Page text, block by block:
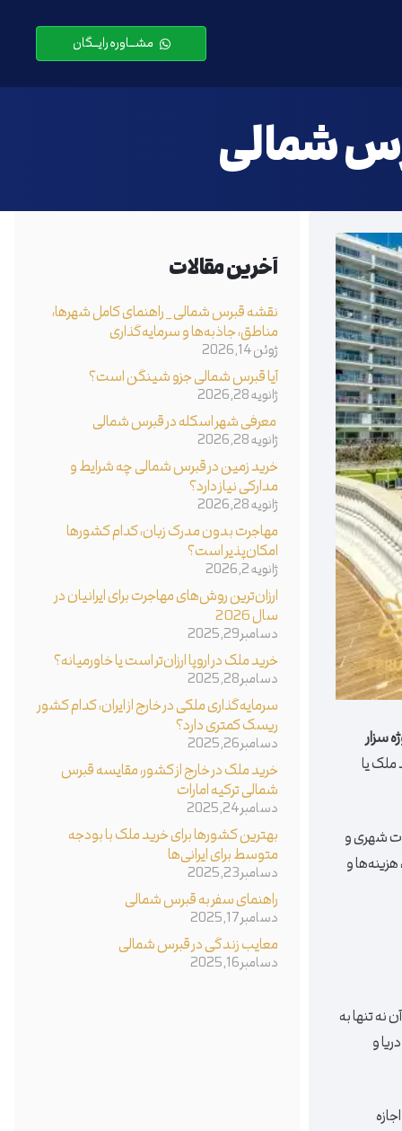
مشـــاوره رایـــگان
شمالی
سزار
ملک یا
شهری و
و
تنها به
و
اجازه
آخرین مقالات
نقشه قبرس شمالی _ راهنمای کامل شهرها،
مناطق، جاذبه‌ها و سرمایه‌گذاری
ژوئن 14, 2026
آیا قبرس شمالی جزو شینگن است؟
ژانویه 28, 2026
معرفی شهر اسکله در قبرس شمالی
ژانویه 28, 2026
خرید زمین در قبرس شمالی چه شرایط و
مدارکی نیاز دارد؟
ژانویه 28, 2026
مهاجرت بدون مدرک زبان، کدام کشورها
امکان‌پذیر است؟
ژانویه 2, 2026
ارزان‌ترین روش‌های مهاجرت برای ایرانیان در
سال 2026
دسامبر 29, 2025
خرید ملک در اروپا ارزان‌تر است یا خاورمیانه؟
دسامبر 28, 2025
سرمایه‌گذاری ملکی در خارج از ایران، کدام کشور
ریسک کمتری دارد؟
دسامبر 26, 2025
خرید ملک در خارج از کشور، مقایسه قبرس
شمالی ترکیه امارات
دسامبر 24, 2025
بهترین کشورها برای خرید ملک با بودجه
متوسط برای ایرانی‌ها
دسامبر 23, 2025
راهنمای سفر به قبرس شمالی
دسامبر 17, 2025
معایب زندگی در قبرس شمالی
دسامبر 16, 2025